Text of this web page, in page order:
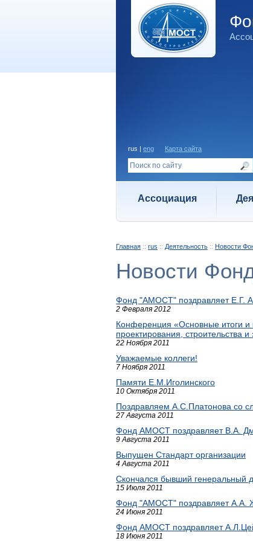
rus | eng Карта сайта
Ассоциация
Главная :: rus :: Деятельность :: Новости
Новости
Фонд "АМОСТ" поздравляет Е.Г.
2 Февраля 2012
Конференция «Основные итоги
проектирования, строительства
22 Ноября 2011
Уважаемые коллеги!
7 Ноября 2011
Памяти Е.М.Иголинского
10 Октября 2011
Поздравляем А.С.Платонова со
27 Августа 2011
Фонд АМОСТ поздравляет В.А.
9 Августа 2011
Выпущен Стандарт организации
4 Августа 2011
Скончался бывший генеральный
15 Июля 2011
Фонд "АМОСТ" поздравляет А.А.
24 Июня 2011
Фонд АМОСТ поздравляет
18 Июня 2011